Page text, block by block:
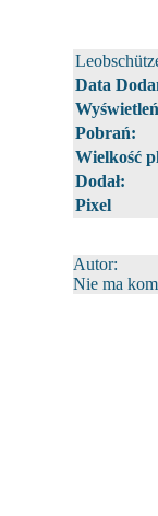
Data
Pobrań:
Wielkość
Dodał:
Pixel
Autor:
Nie ma